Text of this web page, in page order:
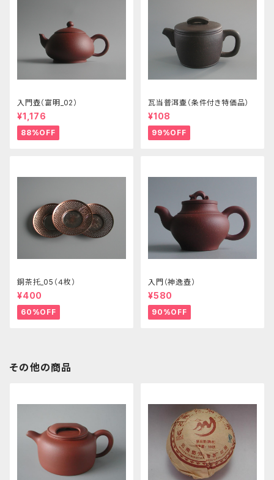
入門壺（富明_02）
¥1,176
88%OFF
瓦当普洱壷（条件付き特価品）
¥108
99%OFF
銅茶托_05（４枚）
¥400
60%OFF
入門（神逸壺）
¥580
90%OFF
その他の商品